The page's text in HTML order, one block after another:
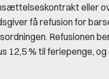
eller
få refusion for
Refusionen
12,5 % til feriepenge,